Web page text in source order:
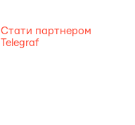
Стати партнером
Telegraf